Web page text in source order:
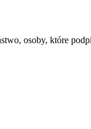
osoby, które